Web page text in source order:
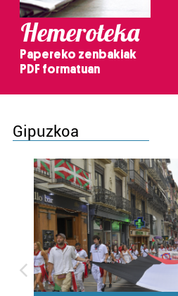
Hemeroteka
Papereko zenbakiak
PDF formatuan
Gipuzkoa